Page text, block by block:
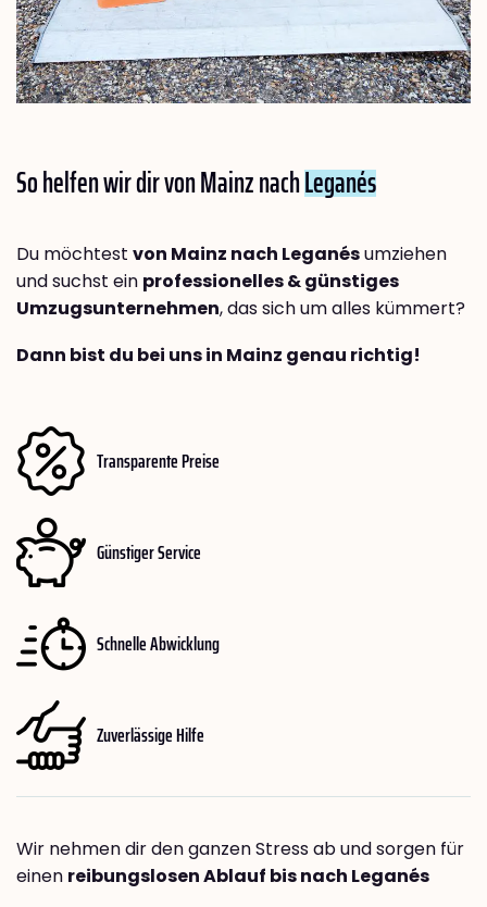
So helfen wir dir von Mainz nachLeganés
Du möchtest von Mainz nach Leganésumziehen
und suchst ein professionelles & günstiges
Umzugsunternehmen, das sich um alles kümmert?
Dann bist du bei uns in Mainz genau richtig!
Transparente Preise
Günstiger Service
Schnelle Abwicklung
Zuverlässige Hilfe
Wir nehmen dir den ganzen Stress ab und sorgen für
einen reibungslosen Ablauf bis nach Leganés